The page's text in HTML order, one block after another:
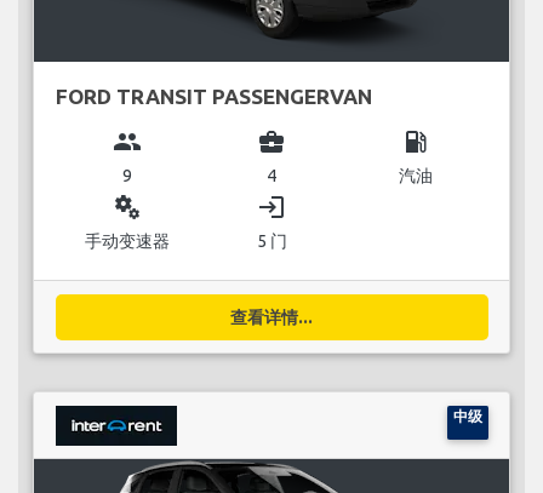
FORD TRANSIT PASSENGERVAN
group
9
business_center
4
local_gas_station
汽油
miscellaneous_services
手动变速器
login
5 门
查看详情...
中级